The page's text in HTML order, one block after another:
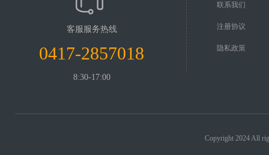
客服服务热线
0417-2857018
8:30-17:00
联系我们
注册协议
隐私政策
Copyright 2024 All